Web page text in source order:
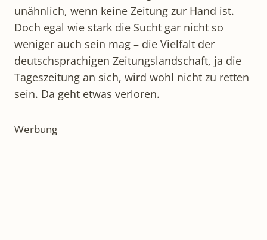
unähnlich, wenn keine Zeitung zur Hand ist.
Doch egal wie stark die Sucht gar nicht so
weniger auch sein mag – die Vielfalt der
deutschsprachigen Zeitungslandschaft, ja die
Tageszeitung an sich, wird wohl nicht zu retten
sein. Da geht etwas verloren.
Werbung